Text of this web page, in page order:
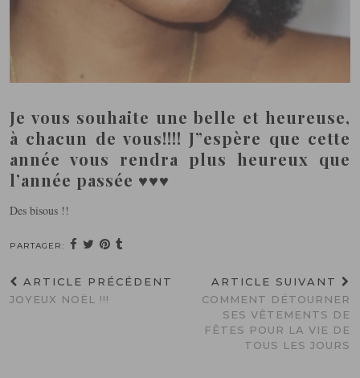
Je vous souhaite une belle et heureuse,
à chacun de vous!!!! J”espère que cette
année vous rendra plus heureux que
l’année passée ♥♥♥
Des bisous !!
PARTAGER:
ARTICLE PRÉCÉDENT
JOYEUX NOËL !!!
ARTICLE SUIVANT
COMMENT DÉTOURNER
SES VÊTEMENTS DE
FÊTES POUR LA VIE DE
TOUS LES JOURS